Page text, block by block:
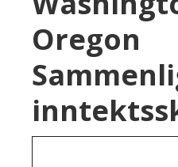
Oregon